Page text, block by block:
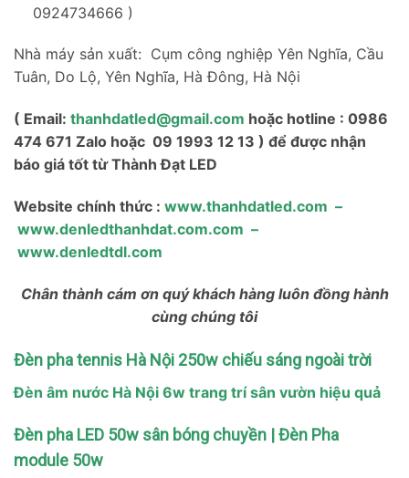
0924734666 )
Nhà máy sản xuất: Cụm công nghiệp Yên Nghĩa, Cầu
Tuân, Do Lộ, Yên Nghĩa, Hà Đông, Hà Nội
( Email: thanhdatled@gmail.com hoặc hotline : 0986
474 671 Zalo hoặc 09 1993 12 13 ) để được nhận
báo giá tốt từ Thành Đạt LED
Website chính thức : www.thanhdatled.com –
www.denledthanhdat.com.com –
www.denledtdl.com
Chân thành cám ơn quý khách hàng luôn đồng hành
cùng chúng tôi
Đèn pha tennis Hà Nội 250w chiếu sáng ngoài trời
Đèn âm nước Hà Nội 6w trang trí sân vườn hiệu quả
Đèn pha LED 50w sân bóng chuyền | Đèn Pha
module 50w